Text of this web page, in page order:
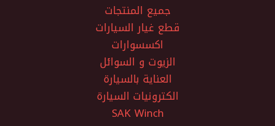
جميع المنتجات
قطع غيار السيارات
اكسسوارات
الزيوت و السوائل
العناية بالسيارة
الكترونيات السيارة
SAK Winch